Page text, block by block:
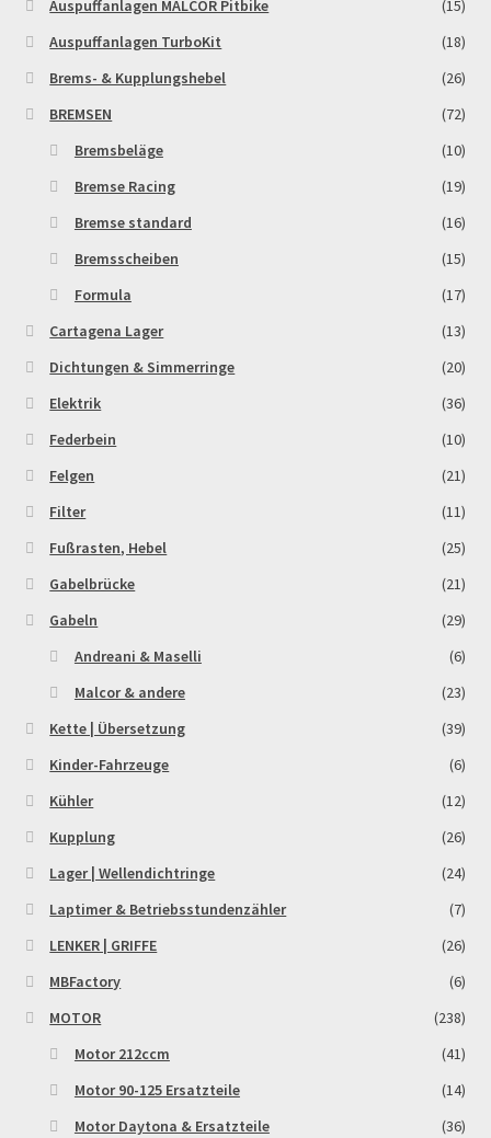
Auspuffanlagen MALCOR Pitbike
(15)
Auspuffanlagen TurboKit
(18)
Brems- & Kupplungshebel
(26)
BREMSEN
(72)
Bremsbeläge
(10)
Bremse Racing
(19)
Bremse standard
(16)
Bremsscheiben
(15)
Formula
(17)
Cartagena Lager
(13)
Dichtungen & Simmerringe
(20)
Elektrik
(36)
Federbein
(10)
Felgen
(21)
Filter
(11)
Fußrasten, Hebel
(25)
Gabelbrücke
(21)
Gabeln
(29)
Andreani & Maselli
(6)
Malcor & andere
(23)
Kette | Übersetzung
(39)
Kinder-Fahrzeuge
(6)
Kühler
(12)
Kupplung
(26)
Lager | Wellendichtringe
(24)
Laptimer & Betriebsstundenzähler
(7)
LENKER | GRIFFE
(26)
MBFactory
(6)
MOTOR
(238)
Motor 212ccm
(41)
Motor 90-125 Ersatzteile
(14)
Motor Daytona & Ersatzteile
(36)